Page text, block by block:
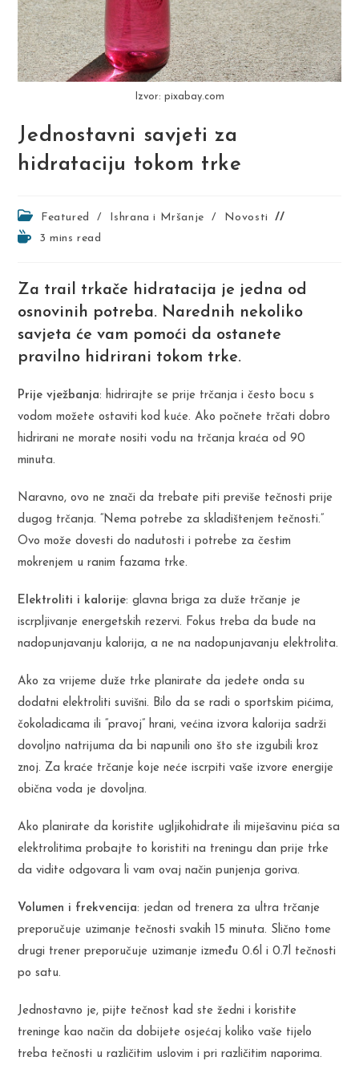
Izvor: pixabay.com
Jednostavni savjeti za
hidrataciju tokom trke
Post
category:
Featured / Ishrana i Mršanje /
Novosti
Reading3 mins read
Za trail trkače hidratacija je jedna od
osnovinih potreba. Narednih nekoliko
savjeta će vam pomoći da ostanete
pravilno hidrirani tokom trke.
Prije vježbanja: hidrirajte se prije trčanja i često bocu s
vodom možete ostaviti kod kuće. Ako počnete trčati dobro
hidrirani ne morate nositi vodu na trčanja kraća od 90
minuta.
Naravno, ovo ne znači da trebate piti previše tečnosti prije
dugog trčanja. “Nema potrebe za skladištenjem tečnosti.”
Ovo može dovesti do nadutosti i potrebe za čestim
mokrenjem u ranim fazama trke.
Elektroliti i kalorije: glavna briga za duže trčanje je
iscrpljivanje energetskih rezervi. Fokus treba da bude na
nadopunjavanju kalorija, a ne na nadopunjavanju elektrolita.
Ako za vrijeme duže trke planirate da jedete onda su
dodatni elektroliti suvišni. Bilo da se radi o sportskim pićima,
čokoladicama ili “pravoj” hrani, većina izvora kalorija sadrži
dovoljno natrijuma da bi napunili ono što ste izgubili kroz
znoj. Za kraće trčanje koje neće iscrpiti vaše izvore energije
obična voda je dovoljna.
Ako planirate da koristite ugljikohidrate ili miješavinu pića sa
elektrolitima probajte to koristiti na treningu dan prije trke
da vidite odgovara li vam ovaj način punjenja goriva.
Volumen i frekvencija: jedan od trenera za ultra trčanje
preporučuje uzimanje tečnosti svakih 15 minuta. Slično tome
drugi trener preporučuje uzimanje između 0.6l i 0.7l tečnosti
po satu.
Jednostavno je, pijte tečnost kad ste žedni i koristite
treninge kao način da dobijete osjećaj koliko vaše tijelo
treba tečnosti u različitim uslovim i pri različitim naporima.